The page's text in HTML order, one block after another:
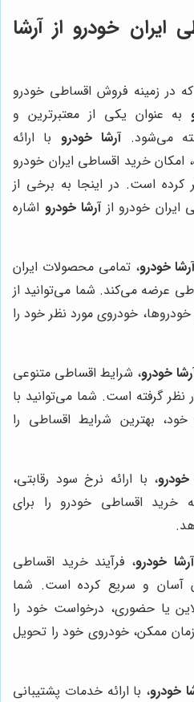
ایران خودرو از آرشا
در زمینه فروش اقساطی خودرو
به عنوان یکی از معتبرترین و
می‌شود.آرشا خودرو با ارائه
امکان خرید اقساطی ایران خودرو
کرده است. در اینجا به برخی از
ایران خودرو ازآرشا خودرو اشاره
خودرو، تمامی محصولات ایران
عرضه می‌کند. شما می‌توانید از
خودروی مورد نظر خود را
خودرو، شرایط اقساطی متنوعی
نظر گرفته است. شما می‌توانید با
بهترین شرایط اقساطی را
خودرو، با ارائه نرخ سود رقابتی،
خرید اقساطی خودرو را برای
آرشا خودرو، فرآیند خرید اقساطی
آسان و سریع کرده است. شما
یا حضوری، درخواست خود را
ممکن، خودروی خود را تحویل
خودرو، با ارائه خدمات پشتیبانی